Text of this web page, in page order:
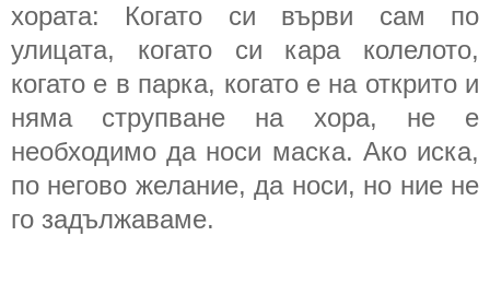
хората: Когато си върви сам по
улицата, когато си кара колелото,
когато е в парка, когато е на открито и
няма струпване на хора, не е
необходимо да носи маска. Ако иска,
по негово желание, да носи, но ние не
го задължаваме.